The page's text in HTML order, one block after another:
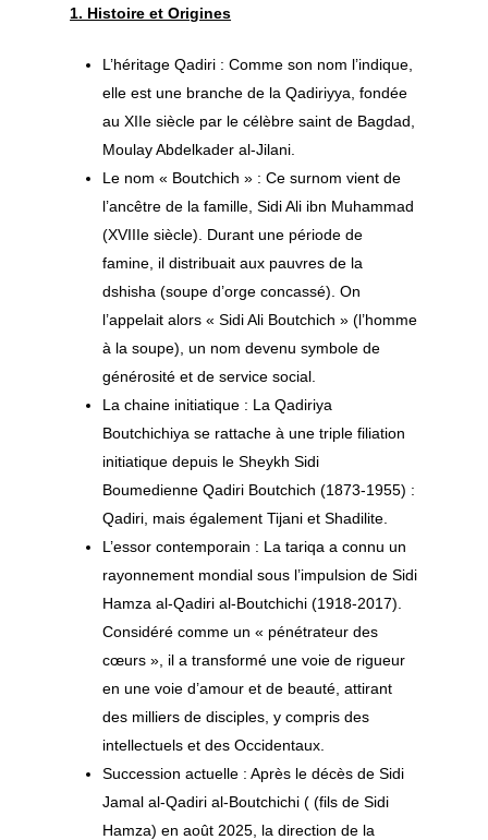
1. Histoire et Origines
L’héritage Qadiri : Comme son nom l’indique,
elle est une branche de laQadiriyya , fondée
au XIIe siècle par le célèbre saint de Bagdad,
Moulay Abdelkader al-Jilani.
Le nom « Boutchich » : Ce surnom vient de
l’ancêtre de la famille, Sidi Ali ibn Muhammad
(XVIIIe siècle). Durant une période de
famine, il distribuait aux pauvres de la
dshisha (soupe d’orge concassé). On
l’appelait alors « Sidi Ali Boutchich » (l’homme
à la soupe), un nom devenu symbole de
générosité et de service social.
La chaine initiatique : La Qadiriya
Boutchichiya se rattache à une triple filiation
initiatique depuis le Sheykh Sidi
Boumedienne Qadiri Boutchich (1873-1955) :
Qadiri, mais également Tijani et Shadilite.
L’essor contemporain : La tariqa a connu un
rayonnement mondial sous l’impulsion de Sidi
Hamza al-Qadiri al-Boutchichi (1918-2017).
Considéré comme un « pénétrateur des
cœurs », il a transformé une voie de rigueur
en une voie d’amour et de beauté, attirant
des milliers de disciples, y compris des
intellectuels et des Occidentaux.
Succession actuelle : Après le décès de Sidi
Jamal al-Qadiri al-Boutchichi ( (fils de Sidi
Hamza) en août 2025, la direction de la